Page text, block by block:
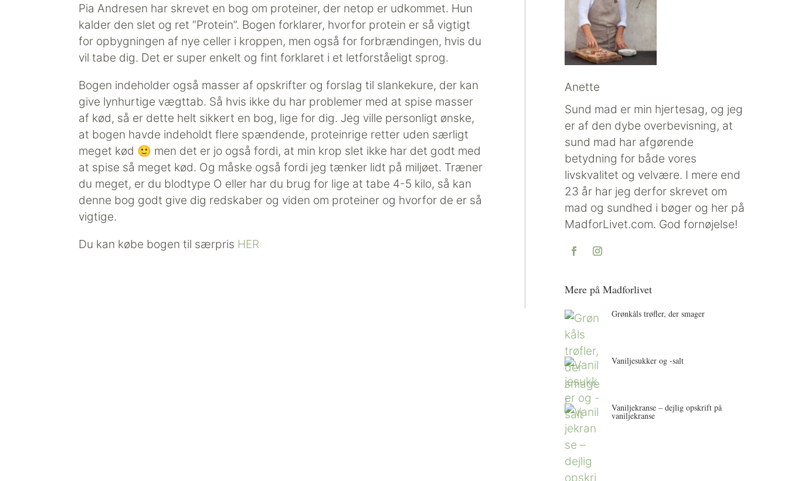
Pia Andresen har skrevet en bog om proteiner, der netop er udkommet. Hun
kalder den slet og ret “Protein”. Bogen forklarer, hvorfor protein er så vigtigt
for opbygningen af nye celler i kroppen, men også for forbrændingen, hvis du
vil tabe dig. Det er super enkelt og fint forklaret i et letforståeligt sprog.
Bogen indeholder også masser af opskrifter og forslag til slankekure, der kan
give lynhurtige vægttab. Så hvis ikke du har problemer med at spise masser
af kød, så er dette helt sikkert en bog, lige for dig. Jeg ville personligt ønske,
at bogen havde indeholdt flere spændende, proteinrige retter uden særligt
meget kød 🙂 men det er jo også fordi, at min krop slet ikke har det godt med
at spise så meget kød. Og måske også fordi jeg tænker lidt på miljøet. Træner
du meget, er du blodtype O eller har du brug for lige at tabe 4-5 kilo, så kan
denne bog godt give dig redskaber og viden om proteiner og hvorfor de er så
vigtige.
Du kan købe bogen til særpris HER
Anette
Sund mad er min hjertesag, og jeg
er af den dybe overbevisning, at
sund mad har afgørende
betydning for både vores
livskvalitet og velvære. I mere end
23 år har jeg derfor skrevet om
mad og sundhed i bøger og her på
MadforLivet.com. God fornøjelse!
Mere på Madforlivet
Grønkåls trøfler, der smager
Vaniljesukker og -salt
Vaniljekranse – dejlig opskrift på
vaniljekranse